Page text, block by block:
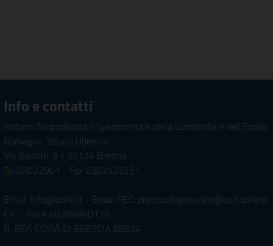
Info e contatti
Istituto Zooprofilattico Sperimentale della Lombardia e dell'Emilia
Romagna "Bruno Ubertini"
Via Bianchi, 9 - 25124 Brescia
Tel.03022901 - Fax 0302425251
Email: info@izsler.it - Email PEC: protocollogenerale@cert.izsler.it
C.F. - P.IVA 00284840170
N. REA CCIAA DI BRESCIA 88834